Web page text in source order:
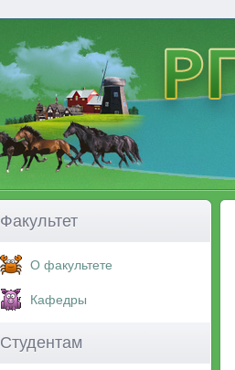
Факультет
О факультете
Кафедры
Студентам